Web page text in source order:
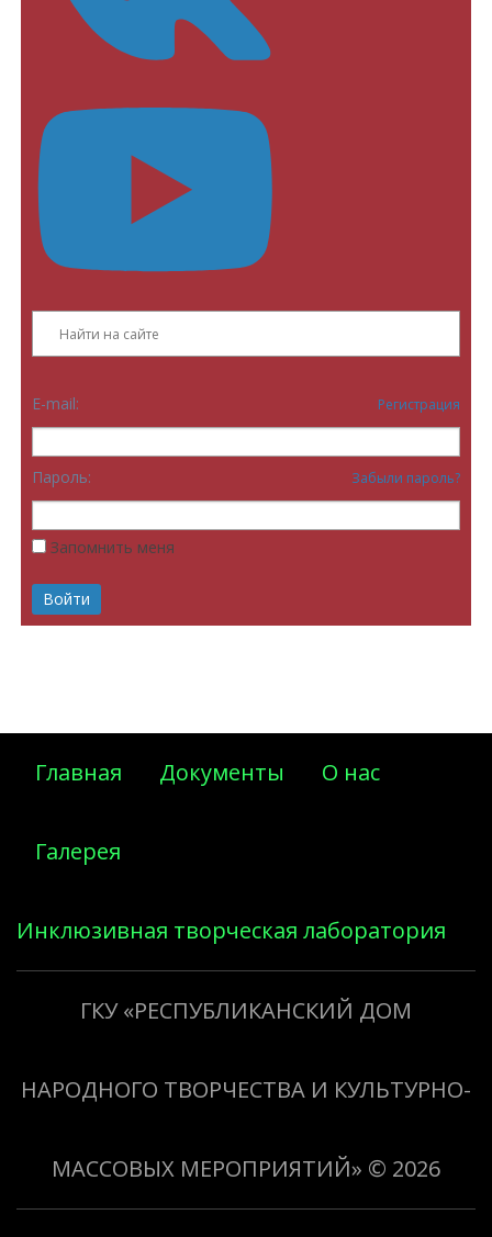
E-mail: Регистрация
Пароль: Забыли пароль?
Запомнить меня
Главная Документы О нас
Галерея
Инклюзивная творческая лаборатория
«Творить добро»
ГКУ «РЕСПУБЛИКАНСКИЙ ДОМ
НАРОДНОГО ТВОРЧЕСТВА И КУЛЬТУРНО-
МАССОВЫХ МЕРОПРИЯТИЙ» © 2026